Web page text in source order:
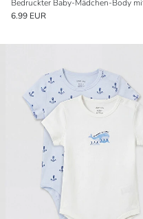
6.99 EUR